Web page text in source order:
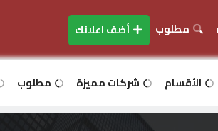
مطلوب أضف اعلانك
الأقسام شركات مميزة مطلوب